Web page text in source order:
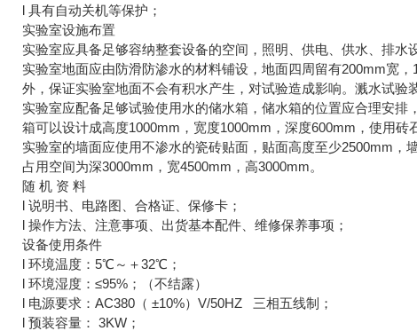
l 具有自动关机等保护；
实验室设施布置
实验室应具备足够容纳整套设备的空间，照明、供电、供水、排水
实验室地面应由防滑防渗水的材料铺设，地面四周留有200mm宽
外，保证实验室地面不会有积水产生，对试验造成影响。溅水试验
实验室应配备足够试验使用水的储水箱，储水箱的位置应合理安
箱可以设计成高度1000mm，宽度1000mm，深度600mm，使用砖
实验室的墙面应使用不渗水的瓷砖贴面，贴面高度至少2500mm，
占用空间为深3000mm，宽4500mm，高3000mm。
随 机 资 料
l 说明书、电路图、合格证、保修卡；
l 操作方法、注意事项、出货基本配件、维修保养事项；
设备使用条件
l 环境温度：5℃～＋32℃；
l 环境湿度：≤95%；（不结露）
l 电源要求：AC380（ ±10%）V/50HZ 三相五线制；
l 预装容量： 3KW；